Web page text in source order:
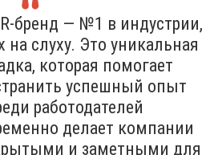
бренд — №1 в индустрии,
на слуху. Это уникальная
которая помогает
успешный опыт
работодателей
делает компании
и заметными для